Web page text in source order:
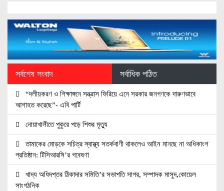
সর্বশেষ সংবাদ সর্বাধিক পঠিত
“দলীয়করণ ও শিক্ষাঙ্গনে সন্ত্রাস ফিরিয়ে এনে সরকার জনগণকে দারুণভাবে
আশাহত করেছে”- এবি পার্টি
নোয়াখালীতে পুকুরে পড়ে শিশুর মৃত্যু
তামাকের মোড়কে সচিত্র স্বাস্থ্য সতর্কবাণী থাকলেও আইন মানছে না অধিকাংশ
প্রতিষ্ঠান: টিসিআরসি’র গবেষণা
খাদ্য অধিদপ্তর ঠিকাদার সমিতি’র সভাপতি সাগর, সম্পাদক মাসুদ,কোয়েল
সাংগঠনিক